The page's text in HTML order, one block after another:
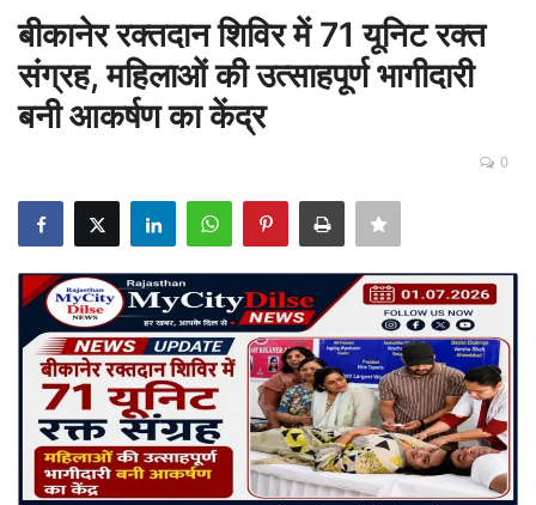
Rajasthani Influencers
देश
ऑटोमोबाइल
मनोरंजन
पॉलिटिक्स
बिजनेस
बीकानेर रक्तदान शिविर में 71 यूनिट रक्त
संग्रह, महिलाओं की उत्साहपूर्ण भागीदारी
बनी आकर्षण का केंद्र
0